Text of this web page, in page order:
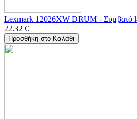
Lexmark 12026XW DRUM - Συμβατό
22.32 €
Προσθήκη στο Καλάθι